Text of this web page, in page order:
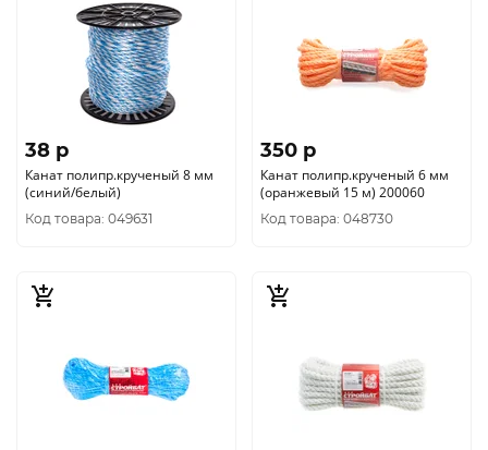
38 p
Канат полипр.крученый 8 мм
(синий/белый)
Код товара: 049631
350 p
Канат полипр.крученый 6 мм
(оранжевый 15 м) 200060
Код товара: 048730